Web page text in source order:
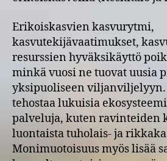
Erikoiskasvien kasvurytmi,
kasvutekijävaatimukset,
resurssien hyväksikäyttö
minkä vuosi ne tuovat uusia
yksipuoliseen
tehostaa lukuisia
palveluja, kuten ravinteiden
luontaista tuholais- ja
Monimuotoisuus myös lisää